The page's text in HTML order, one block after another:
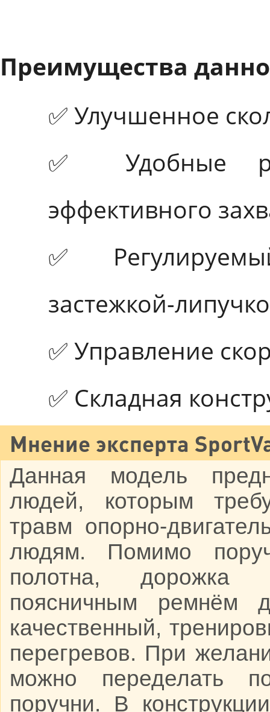
Преимущества
✅ Улучшенное
✅ Удобные
эффективного
✅
застежкой-
✅ Управление
✅ Складная
Мнение эксперта
Данная модель
людей, которым
травм опорно-
людям. Помимо
полотна, дорожка
поясничным ремнём
качественный,
перегревов. При
можно переделать
поручни. В